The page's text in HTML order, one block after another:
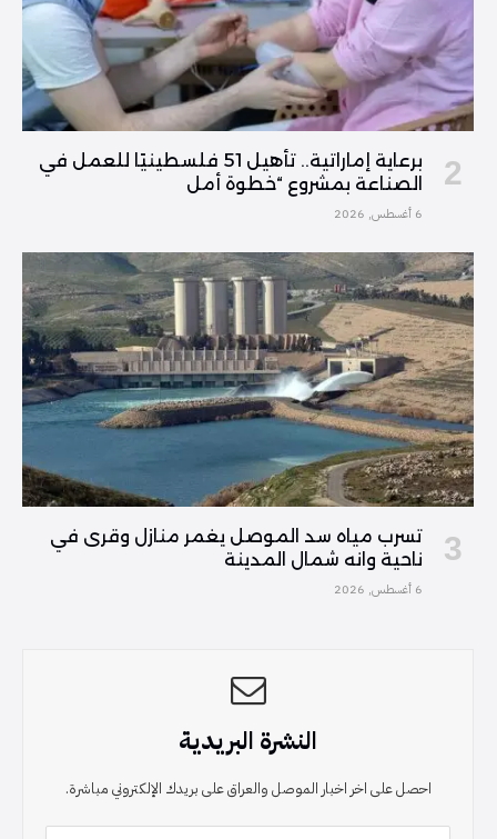
برعاية إماراتية.. تأهيل 51 فلسطينيًا للعمل في
الصناعة بمشروع “خطوة أمل
6 أغسطس, 2026
تسرب مياه سد الموصل يغمر منازل وقرى في
ناحية وانه شمال المدينة
6 أغسطس, 2026
النشرة البريدية
احصل على اخر اخبار الموصل والعراق على بريدك الإلكتروني مباشرة.